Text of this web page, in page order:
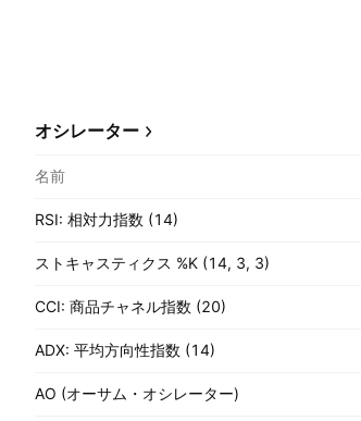
オシレーター
名前
RSI: 相対力指数 (14)
ストキャスティクス %K (14, 3, 3)
CCI: 商品チャネル指数 (20)
ADX: 平均方向性指数 (14)
AO (オーサム・オシレーター)